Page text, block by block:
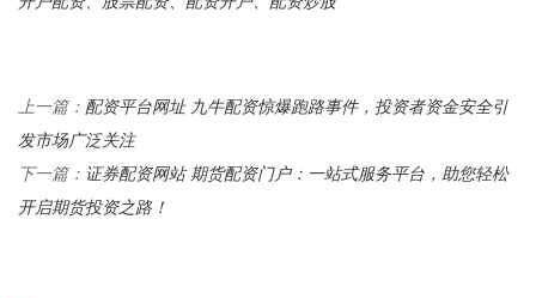
上一篇： 配资平台网址 九牛配资惊爆跑路事件，投资者资金安全引
发市场广泛关注
下一篇： 证券配资网站 期货配资门户：一站式服务平台，助您轻松
开启期货投资之路！